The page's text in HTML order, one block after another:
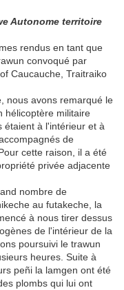
Autonome territoire
rendus en tant que
convoqué par
Caucauche, Traitraiko
nous avons remarqué le
hélicoptère militaire
étaient à l'intérieur et à
de
cette raison, il a été
privée adjacente
nombre de
au futakeche, la
à nous tirer dessus
de l'intérieur de la
poursuivi le trawun
heures. Suite à
peñi la lamgen ont été
plombs qui lui ont